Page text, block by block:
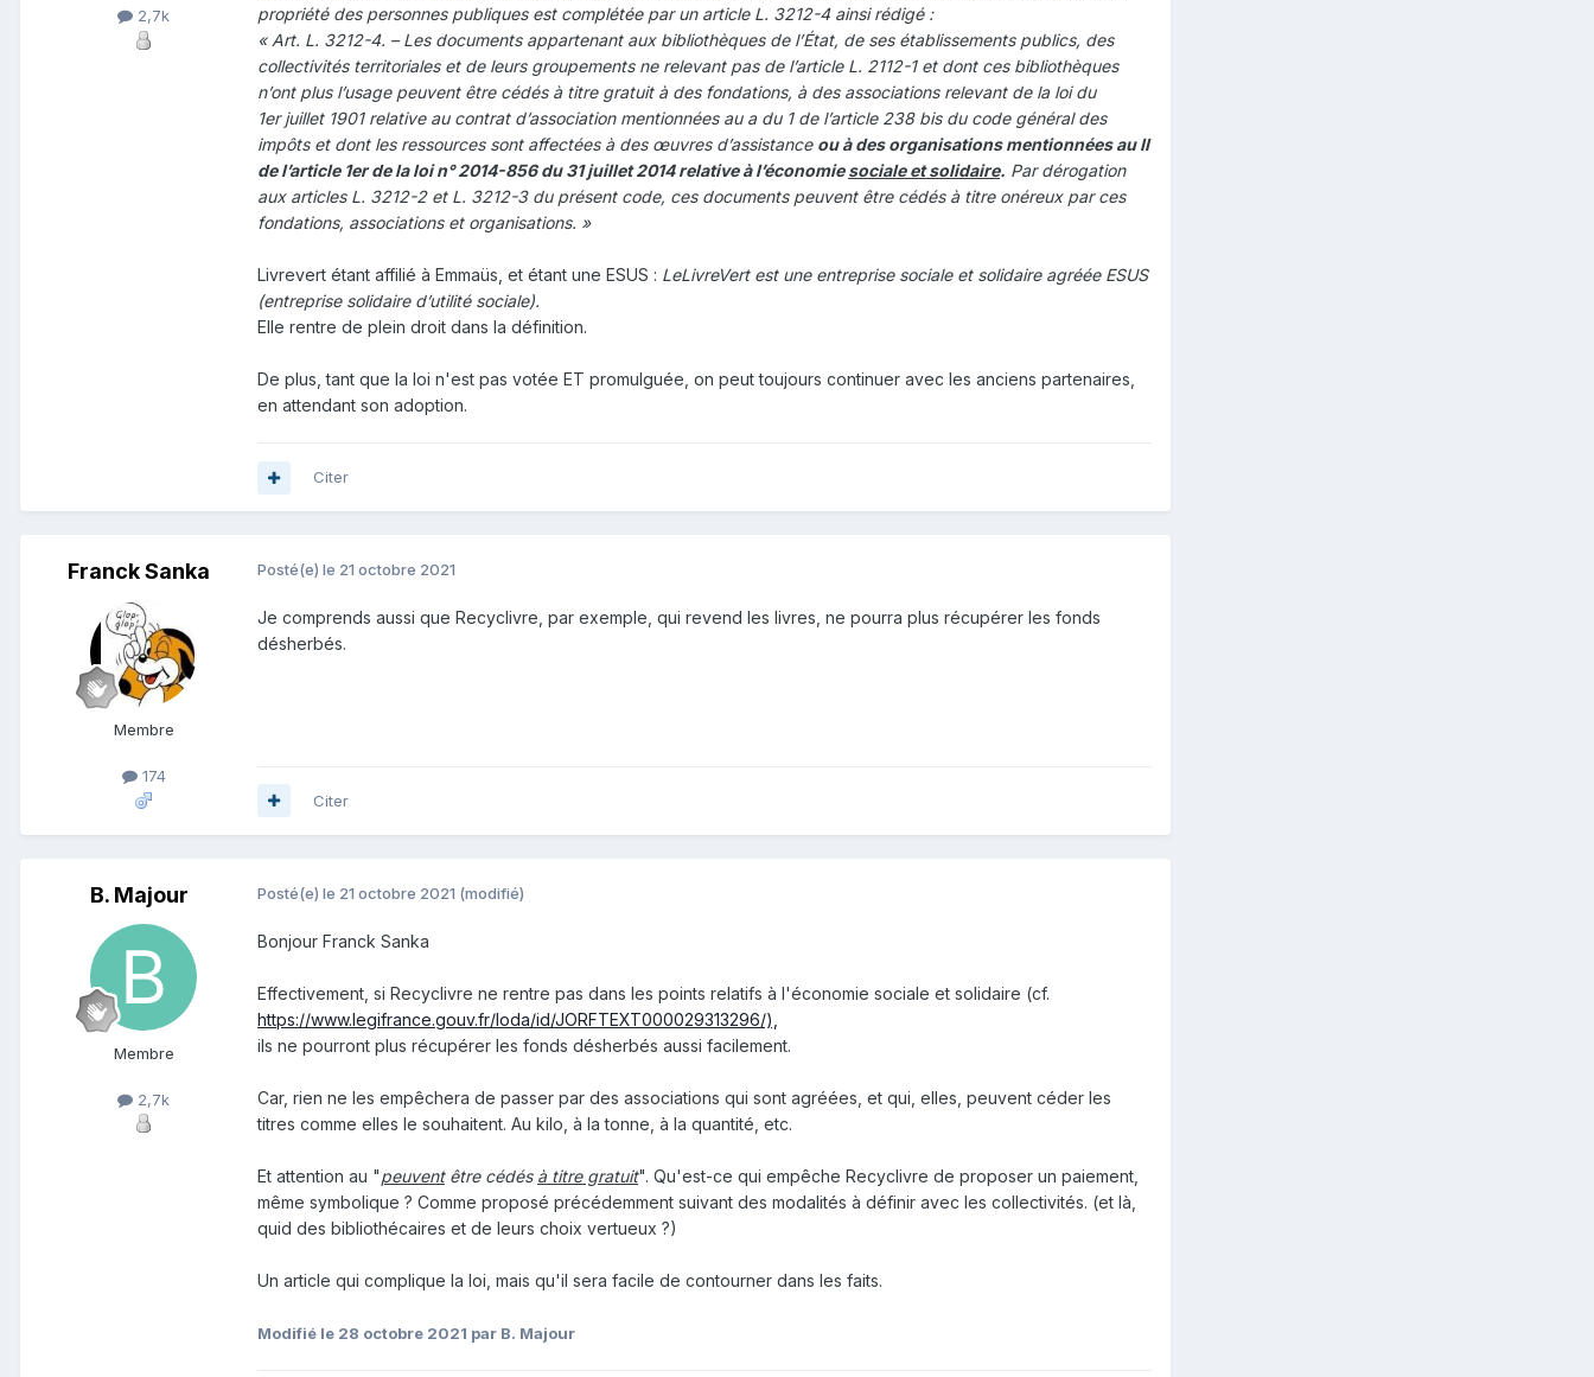
2,7k
propriété des personnes publiques est complétée par un article L. 3212-4 ainsi rédigé :
« Art. L. 3212-4. – Les documents appartenant aux bibliothèques de l’État, de ses établissements publics, des
collectivités territoriales et de leurs groupements ne relevant pas de l’article L. 2112-1 et dont ces bibliothèques
n’ont plus l’usage peuvent être cédés à titre gratuit à des fondations, à des associations relevant de la loi du
1er juillet 1901 relative au contrat d’association mentionnées au a du 1 de l’article 238 bis du code général des
impôts et dont les ressources sont affectées à des œuvres d’assistance ou à des organisations mentionnées au II
de l’article 1er de la loi n° 2014-856 du 31 juillet 2014 relative à l’économiesociale et solidaire. Par dérogation
aux articles L. 3212-2 et L. 3212-3 du présent code, ces documents peuvent être cédés à titre onéreux par ces
fondations, associations et organisations. »
Livrevert étant affilié à Emmaüs, et étant une ESUS : LeLivreVert est une entreprise sociale et solidaire agréée ESUS
(entreprise solidaire d’utilité sociale).
Elle rentre de plein droit dans la définition.
De plus, tant que la loi n'est pas votée ET promulguée, on peut toujours continuer avec les anciens partenaires,
en attendant son adoption.
Citer
Franck Sanka
Membre
174
Posté(e) le 21 octobre 2021
Je comprends aussi que Recyclivre, par exemple, qui revend les livres, ne pourra plus récupérer les fonds
désherbés.
Citer
B. Majour
Membre
2,7k
Posté(e) le 21 octobre 2021 (modifié)
Bonjour Franck Sanka
Effectivement, si Recyclivre ne rentre pas dans les points relatifs à l'économie sociale et solidaire (cf.
https://www.legifrance.gouv.fr/loda/id/JORFTEXT000029313296/),
ils ne pourront plus récupérer les fonds désherbés aussi facilement.
Car, rien ne les empêchera de passer par des associations qui sont agréées, et qui, elles, peuvent céder les
titres comme elles le souhaitent. Au kilo, à la tonne, à la quantité, etc.
Et attention au "peuventêtre cédés à titre gratuit". Qu'est-ce qui empêche Recyclivre de proposer un paiement,
même symbolique ? Comme proposé précédemment suivant des modalités à définir avec les collectivités. (et là,
quid des bibliothécaires et de leurs choix vertueux ?)
Un article qui complique la loi, mais qu'il sera facile de contourner dans les faits.
Modifié le 28 octobre 2021 par B. Majour